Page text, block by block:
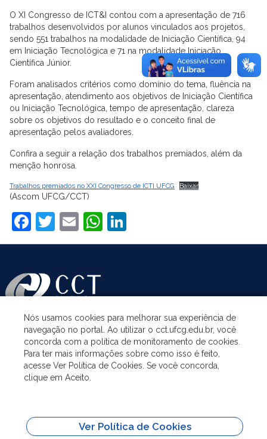
O XI Congresso de ICT&I contou com a apresentação de 716
trabalhos desenvolvidos por alunos vinculados aos projetos,
sendo 551 trabalhos na modalidade de Iniciação Científica, 94
em Iniciação Tecnológica e 71 na modalidade Iniciação
Científica Júnior.
Foram analisados critérios como domínio do tema, fluência na
apresentação, atendimento aos objetivos de Iniciação Científica
ou Iniciação Tecnológica, tempo de apresentação, clareza
sobre os objetivos do resultado e o conceito final de
apresentação pelos avaliadores.
Confira a seguir a relação dos trabalhos premiados, além da
menção honrosa.
Trabalhos premiados no XXI Congresso de ICTI UFCG Baixar
(Ascom UFCG/CCT)
Facebook
Twitter
EmailWhatsApp
ASSUNTOS
ACESSO À INFORMAÇÃO
Nós usamos cookies para melhorar sua experiência de
navegação no portal. Ao utilizar o cct.ufcg.edu.br, você
concorda com a política de monitoramento de cookies.
Para ter mais informações sobre como isso é feito,
acesse Ver Política de Cookies. Se você concorda,
clique em Aceito.
Ver Política de Cookies